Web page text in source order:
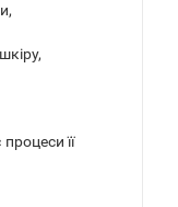
її